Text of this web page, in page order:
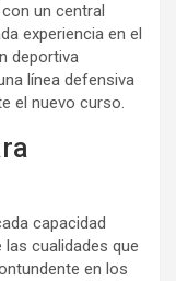
un central
experiencia en el
deportiva
línea defensiva
el nuevo curso.
capacidad
cualidades que
en los